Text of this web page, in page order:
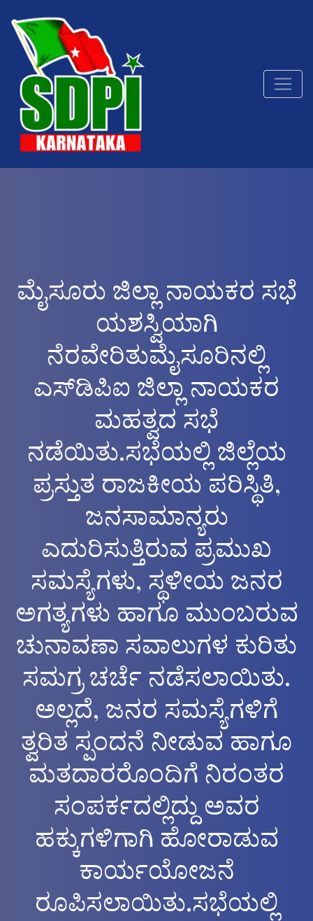
ಮೈಸೂರು ಜಿಲ್ಲಾ ನಾಯಕರ ಸಭೆ
ಯಶಸ್ವಿಯಾಗಿ
ನೆರವೇರಿತುಮೈಸೂರಿನಲ್ಲಿ
ಎಸ್‌ಡಿಪಿಐ ಜಿಲ್ಲಾ ನಾಯಕರ
ಮಹತ್ವದ ಸಭೆ
ನಡೆಯಿತು.ಸಭೆಯಲ್ಲಿ ಜಿಲ್ಲೆಯ
ಪ್ರಸ್ತುತ ರಾಜಕೀಯ ಪರಿಸ್ಥಿತಿ,
ಜನಸಾಮಾನ್ಯರು
ಎದುರಿಸುತ್ತಿರುವ ಪ್ರಮುಖ
ಸಮಸ್ಯೆಗಳು, ಸ್ಥಳೀಯ ಜನರ
ಅಗತ್ಯಗಳು ಹಾಗೂ ಮುಂಬರುವ
ಚುನಾವಣಾ ಸವಾಲುಗಳ ಕುರಿತು
ಸಮಗ್ರ ಚರ್ಚೆ ನಡೆಸಲಾಯಿತು.
ಅಲ್ಲದೆ, ಜನರ ಸಮಸ್ಯೆಗಳಿಗೆ
ತ್ವರಿತ ಸ್ಪಂದನೆ ನೀಡುವ ಹಾಗೂ
ಮತದಾರರೊಂದಿಗೆ ನಿರಂತರ
ಸಂಪರ್ಕದಲ್ಲಿದ್ದು ಅವರ
ಹಕ್ಕುಗಳಿಗಾಗಿ ಹೋರಾಡುವ
ಕಾರ್ಯಯೋಜನೆ
ರೂಪಿಸಲಾಯಿತು.ಸಭೆಯಲ್ಲಿ